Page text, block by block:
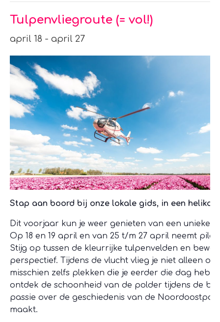
Tulpenvliegroute​ (= vol!)
april 18 - april 27
Stap aan boord bij onze lokale gids, in een
Dit voorjaar kun je weer genieten van een unieke
Op 18 en 19 april en van 25 t/m 27 april neemt
Stijg op tussen de kleurrijke tulpenvelden en
perspectief. Tijdens de vlucht vlieg je niet alleen
misschien zelfs plekken die je eerder die dag hebt
ontdek de schoonheid van de polder tijdens de
passie over de geschiedenis van de
maakt.